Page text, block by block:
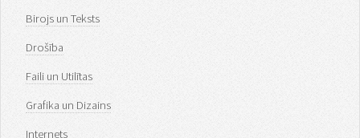
Birojs un Teksts
Drošība
Faili un Utilītas
Grafika un Dizains
Internets